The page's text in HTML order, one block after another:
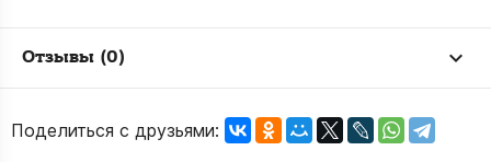
Отзывы (0)
Поделиться с друзьями: